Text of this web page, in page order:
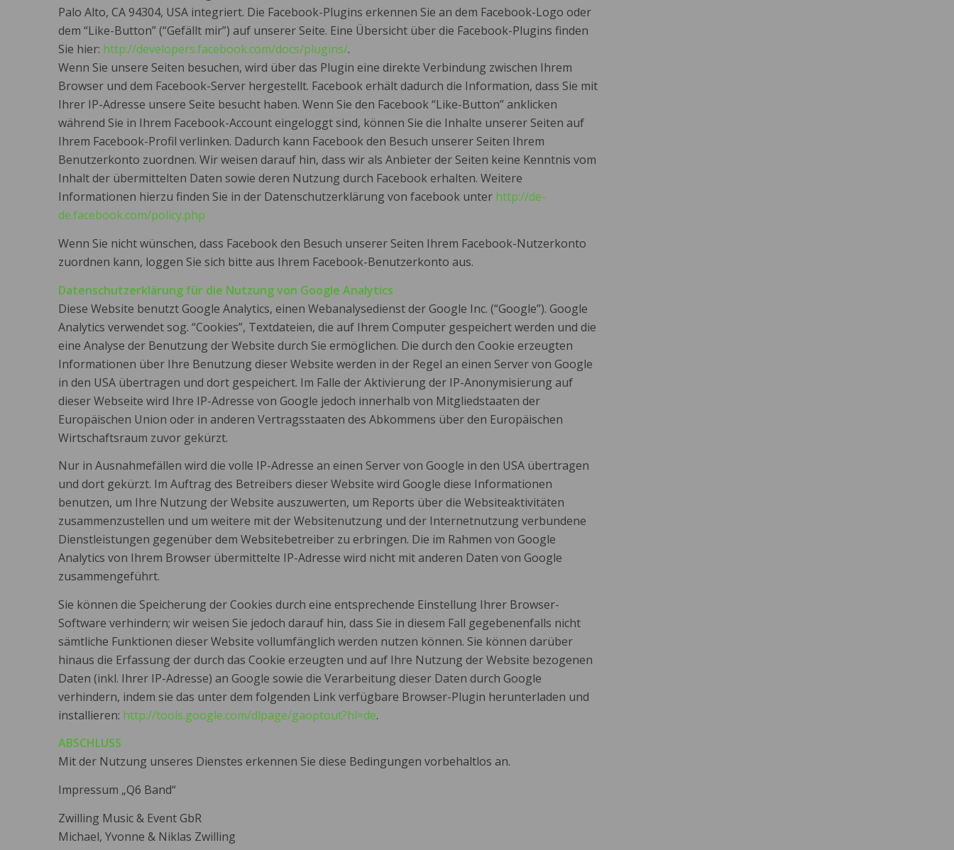
Palo Alto, CA 94304, USA integriert. Die Facebook-Plugins erkennen Sie an dem Facebook-Logo oder
dem “Like-Button” (“Gefällt mir”) auf unserer Seite. Eine Übersicht über die Facebook-Plugins finden
Sie hier: http://developers.facebook.com/docs/plugins/.
Wenn Sie unsere Seiten besuchen, wird über das Plugin eine direkte Verbindung zwischen Ihrem
Browser und dem Facebook-Server hergestellt. Facebook erhält dadurch die Information, dass Sie mit
Ihrer IP-Adresse unsere Seite besucht haben. Wenn Sie den Facebook “Like-Button” anklicken
während Sie in Ihrem Facebook-Account eingeloggt sind, können Sie die Inhalte unserer Seiten auf
Ihrem Facebook-Profil verlinken. Dadurch kann Facebook den Besuch unserer Seiten Ihrem
Benutzerkonto zuordnen. Wir weisen darauf hin, dass wir als Anbieter der Seiten keine Kenntnis vom
Inhalt der übermittelten Daten sowie deren Nutzung durch Facebook erhalten. Weitere
Informationen hierzu finden Sie in der Datenschutzerklärung von facebook unter http://de-
de.facebook.com/policy.php
Wenn Sie nicht wünschen, dass Facebook den Besuch unserer Seiten Ihrem Facebook-Nutzerkonto
zuordnen kann, loggen Sie sich bitte aus Ihrem Facebook-Benutzerkonto aus.
Datenschutzerklärung für die Nutzung von Google Analytics
Diese Website benutzt Google Analytics, einen Webanalysedienst der Google Inc. (“Google”). Google
Analytics verwendet sog. “Cookies”, Textdateien, die auf Ihrem Computer gespeichert werden und die
eine Analyse der Benutzung der Website durch Sie ermöglichen. Die durch den Cookie erzeugten
Informationen über Ihre Benutzung dieser Website werden in der Regel an einen Server von Google
in den USA übertragen und dort gespeichert. Im Falle der Aktivierung der IP-Anonymisierung auf
dieser Webseite wird Ihre IP-Adresse von Google jedoch innerhalb von Mitgliedstaaten der
Europäischen Union oder in anderen Vertragsstaaten des Abkommens über den Europäischen
Wirtschaftsraum zuvor gekürzt.
Nur in Ausnahmefällen wird die volle IP-Adresse an einen Server von Google in den USA übertragen
und dort gekürzt. Im Auftrag des Betreibers dieser Website wird Google diese Informationen
benutzen, um Ihre Nutzung der Website auszuwerten, um Reports über die Websiteaktivitäten
zusammenzustellen und um weitere mit der Websitenutzung und der Internetnutzung verbundene
Dienstleistungen gegenüber dem Websitebetreiber zu erbringen. Die im Rahmen von Google
Analytics von Ihrem Browser übermittelte IP-Adresse wird nicht mit anderen Daten von Google
zusammengeführt.
Sie können die Speicherung der Cookies durch eine entsprechende Einstellung Ihrer Browser-
Software verhindern; wir weisen Sie jedoch darauf hin, dass Sie in diesem Fall gegebenenfalls nicht
sämtliche Funktionen dieser Website vollumfänglich werden nutzen können. Sie können darüber
hinaus die Erfassung der durch das Cookie erzeugten und auf Ihre Nutzung der Website bezogenen
Daten (inkl. Ihrer IP-Adresse) an Google sowie die Verarbeitung dieser Daten durch Google
verhindern, indem sie das unter dem folgenden Link verfügbare Browser-Plugin herunterladen und
installieren: http://tools.google.com/dlpage/gaoptout?hl=de.
ABSCHLUSS
Mit der Nutzung unseres Dienstes erkennen Sie diese Bedingungen vorbehaltlos an.
Impressum „Q6 Band“
Zwilling Music & Event GbR
Michael, Yvonne & Niklas Zwilling